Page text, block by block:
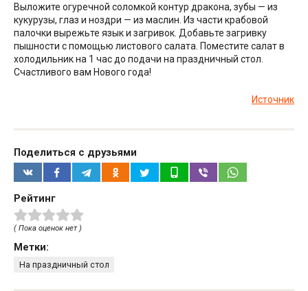
Выложите огуречной соломкой контур дракона, зубы — из
кукурузы, глаз и ноздри — из маслин. Из части крабовой
палочки вырежьте язык и загривок. Добавьте загривку
пышности с помощью листового салата. Поместите салат в
холодильник на 1 час до подачи на праздничный стол.
Счастливого вам Нового года!
Источник
Поделиться с друзьями
Рейтинг
( Пока оценок нет )
Метки:
На праздничный стол